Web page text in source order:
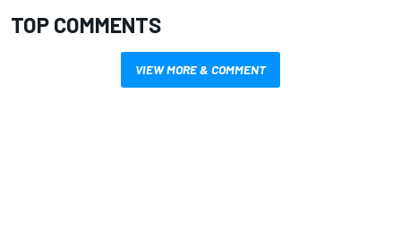
TOP COMMENTS
VIEW MORE & COMMENT